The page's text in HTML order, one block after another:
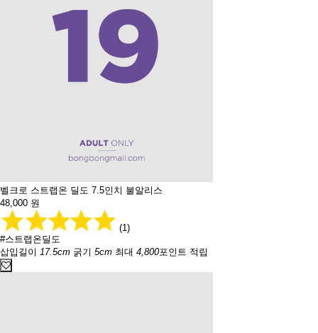
벨크로 스트랩온 딜도 7.5인치 불알리스
48,000 원
(1)
#스트랩온딜도
삽입길이 17.5cm 굵기 5cm 최대 4,800포인트 적립